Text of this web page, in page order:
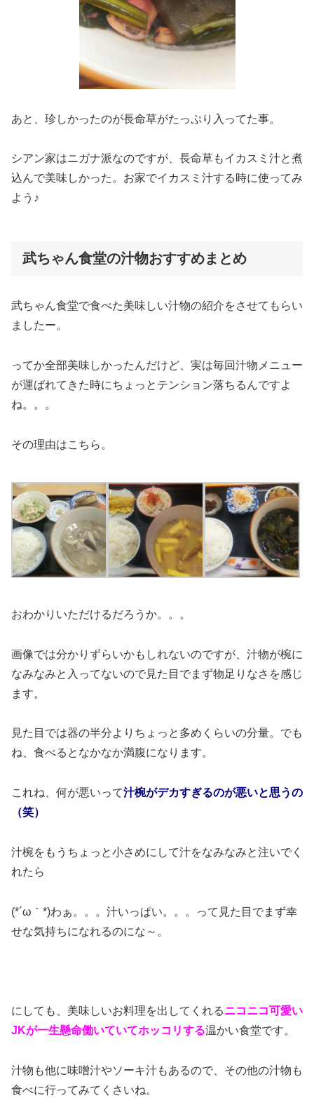
あと、珍しかったのが長命草がたっぷり入ってた事。
シアン家はニガナ派なのですが、長命草もイカスミ汁と煮
込んで美味しかった。お家でイカスミ汁する時に使ってみ
よう♪
武ちゃん食堂の汁物おすすめまとめ
武ちゃん食堂で食べた美味しい汁物の紹介をさせてもらい
ましたー。
ってか全部美味しかったんだけど、実は毎回汁物メニュー
が運ばれてきた時にちょっとテンション落ちるんですよ
ね。。。
その理由はこちら。
おわかりいただけるだろうか。。。
画像では分かりずらいかもしれないのですが、汁物が椀に
なみなみと入ってないので見た目でまず物足りなさを感じ
ます。
見た目では器の半分よりちょっと多めくらいの分量。でも
ね、食べるとなかなか満腹になります。
これね、何が悪いって汁椀がデカすぎるのが悪いと思うの
（笑）
汁椀をもうちょっと小さめにして汁をなみなみと注いでく
れたら
(*´ω｀*)わぁ。。。汁いっぱい。。。って見た目でまず幸
せな気持ちになれるのにな～。
にしても、美味しいお料理を出してくれるニコニコ可愛い
JKが一生懸命働いていてホッコリする温かい食堂です。
汁物も他に味噌汁やソーキ汁もあるので、その他の汁物も
食べに行ってみてくさいね。